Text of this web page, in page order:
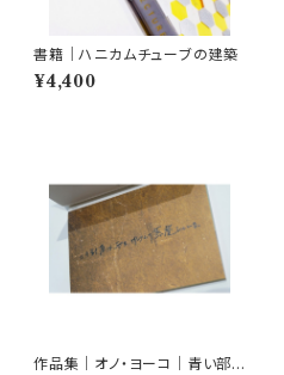
書籍｜ハニカムチューブの建築
¥4,400
作品集｜オノ・ヨーコ｜青い部